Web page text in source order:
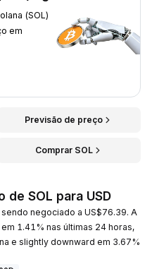
(SOL)
em
Previsão de preço
Comprar SOL
de SOL para USD
negociado a US$76.39. A
1.41% nas últimas 24 horas,
e slightly downward em 3.67%